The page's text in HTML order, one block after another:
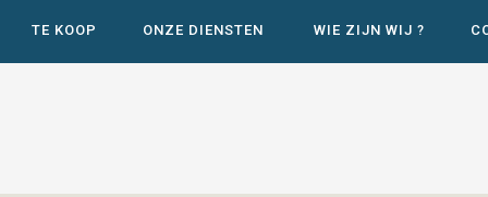
TE KOOP ONZE DIENSTEN WIE ZIJN WIJ ?